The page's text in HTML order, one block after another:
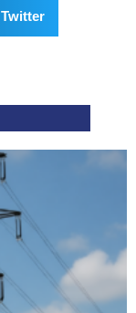
Twitter